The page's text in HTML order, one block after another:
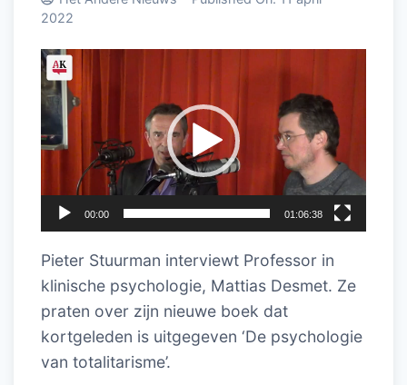
2022
Videospeler
00:00 01:06:38
Pieter Stuurman interviewt Professor in
klinische psychologie, Mattias Desmet. Ze
praten over zijn nieuwe boek dat
kortgeleden is uitgegeven ‘De psychologie
van totalitarisme’.